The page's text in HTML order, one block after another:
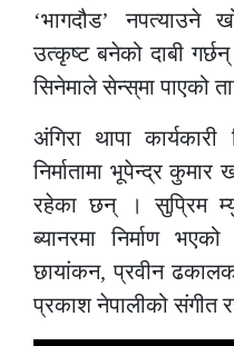
‘भागदौड’
उत्कृष्ट बनेको दाबी
सिनेमाले सेन्स्‌मा पाएको
अंगिरा थापा
निर्मातामा भूपेन्द्र
रहेका छन् । सुप्रिम
ब्यानरमा निर्माण
छायांकन, प्रवीन
प्रकाश नेपालीको संगीत